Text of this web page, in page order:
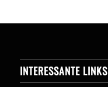
INTERESSANTE LINKS